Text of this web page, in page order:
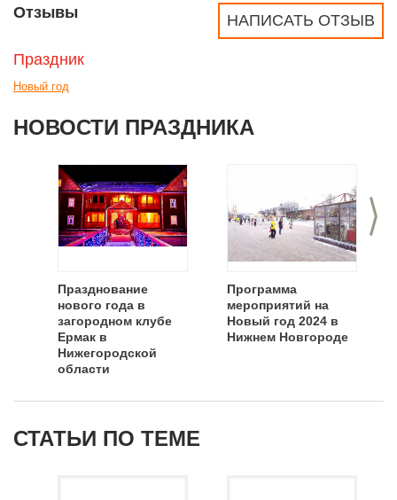
НАПИСАТЬ ОТЗЫВ
Отзывы
Праздник
Новый год
НОВОСТИ ПРАЗДНИКА
>
Празднование
нового года в
загородном клубе
Ермак в
Нижегородской
области
Программа
мероприятий на
Новый год 2024 в
Нижнем Новгороде
СТАТЬИ ПО ТЕМЕ